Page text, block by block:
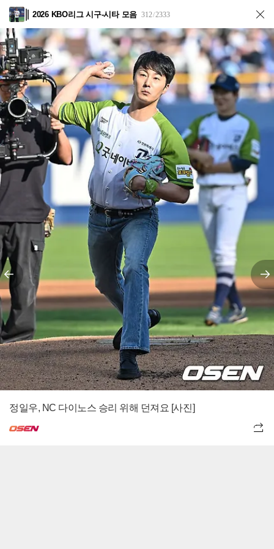
2026 KBO리그 시구-시타 모음 312/2333
정일우, NC 다이노스 승리 위해 던져요 [사진]